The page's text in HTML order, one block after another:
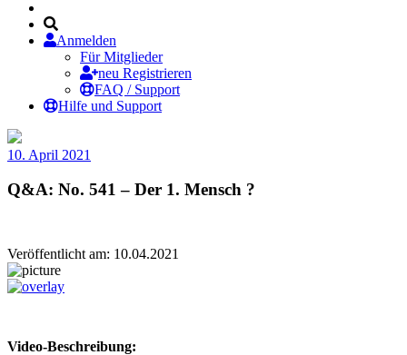
Anmelden
Für Mitglieder
neu Registrieren
FAQ / Support
Hilfe und Support
10. April 2021
Q&A: No. 541 – Der 1. Mensch ?
Veröffentlicht am: 10.04.2021
Video-Beschreibung: